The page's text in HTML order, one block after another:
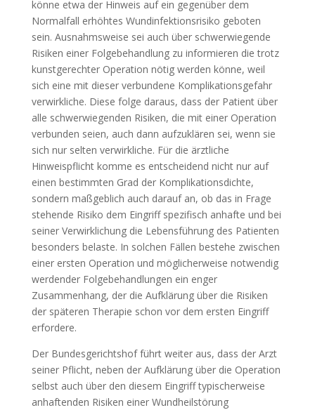
könne etwa der Hinweis auf ein gegenüber dem
Normalfall erhöhtes Wundinfektionsrisiko geboten
sein. Ausnahmsweise sei auch über schwerwiegende
Risiken einer Folgebehandlung zu informieren die trotz
kunstgerechter Operation nötig werden könne, weil
sich eine mit dieser verbundene Komplikationsgefahr
verwirkliche. Diese folge daraus, dass der Patient über
alle schwerwiegenden Risiken, die mit einer Operation
verbunden seien, auch dann aufzuklären sei, wenn sie
sich nur selten verwirkliche. Für die ärztliche
Hinweispflicht komme es entscheidend nicht nur auf
einen bestimmten Grad der Komplikationsdichte,
sondern maßgeblich auch darauf an, ob das in Frage
stehende Risiko dem Eingriff spezifisch anhafte und bei
seiner Verwirklichung die Lebensführung des Patienten
besonders belaste. In solchen Fällen bestehe zwischen
einer ersten Operation und möglicherweise notwendig
werdender Folgebehandlungen ein enger
Zusammenhang, der die Aufklärung über die Risiken
der späteren Therapie schon vor dem ersten Eingriff
erfordere.
Der Bundesgerichtshof führt weiter aus, dass der Arzt
seiner Pflicht, neben der Aufklärung über die Operation
selbst auch über den diesem Eingriff typischerweise
anhaftenden Risiken einer Wundheilstörung